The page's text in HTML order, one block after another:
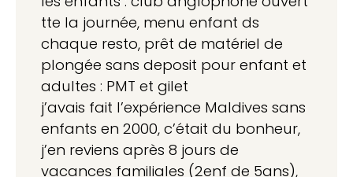
tte la journée, menu enfant ds
chaque resto, prêt de matériel de
plongée sans deposit pour enfant et
adultes : PMT et gilet
j’avais fait l’expérience Maldives sans
enfants en 2000, c’était du bonheur,
j’en reviens après 8 jours de
vacances familiales (2enf de 5ans),